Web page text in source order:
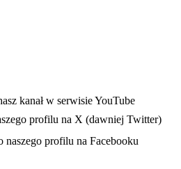
się w nowej karcie
kanał w serwisie YouTube
profilu na X (dawniej Twitter)
się w nowej karcie
naszego profilu na Facebooku